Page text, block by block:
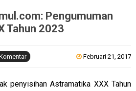
Pengumuman
Tahun 2023
Februari 21, 2017
penyisihan Astramatika XXX Tahun